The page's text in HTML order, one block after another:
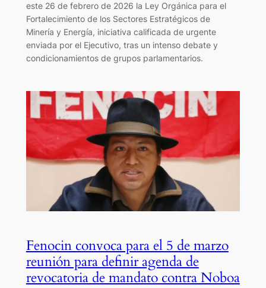
este 26 de febrero de 2026 la Ley Orgánica para el
Fortalecimiento de los Sectores Estratégicos de
Minería y Energía, iniciativa calificada de urgente
enviada por el Ejecutivo, tras un intenso debate y
condicionamientos de grupos parlamentarios.
Fenocin convoca para el 5 de marzo
reunión para definir agenda de
revocatoria de mandato contra Noboa